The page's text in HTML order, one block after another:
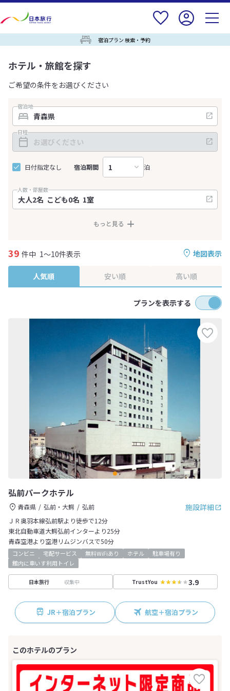
宿泊プラン 検索・予約
ホテル・旅館を探す
ご希望の条件をお選びください
宿泊地
日程
日付指定なし 宿泊期間 泊
人数・部屋数
もっと見る
地図表示
39 件中 1～10件表示
人気順 安い順 高い順
プランを表示する
弘前パークホテル
施設詳細
青森県 弘前・大鰐
弘前
ＪＲ奥羽本線弘前駅より徒歩で12分
東北自動車道大鰐弘前インターより25分
青森空港より空港リムジンバスで50分
コンビニ 宅配サービス 無料WiFiあり ホテル
駐車場有り
館内に車いす利用トイレ
日本旅行 収集中 TrustYou 3.9
JR＋宿泊プラン 航空＋宿泊プラン